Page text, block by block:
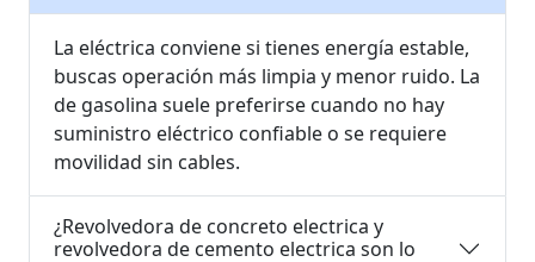
La eléctrica conviene si tienes energía estable,
buscas operación más limpia y menor ruido. La
de gasolina suele preferirse cuando no hay
suministro eléctrico confiable o se requiere
movilidad sin cables.
¿Revolvedora de concreto electrica y
revolvedora de cemento electrica son lo